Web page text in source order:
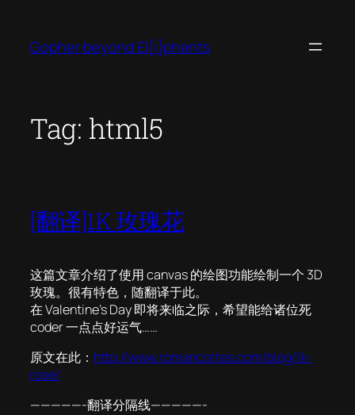
content
Gopher beyond El[i]phants
Tag: html5
[翻译]1K 玫瑰花
这篇文章介绍了使用 canvas 的绘图功能绘制一个 3D
玫瑰。很有特色，随翻译于此。
在 Valentine’s Day 即将来临之际，希望能给诸位死
coder 一点点好运气……
原文在此： http://www.romancortes.com/blog/1k-
rose/
—————-翻译分隔线—————-